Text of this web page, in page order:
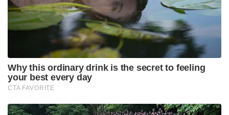
ഇക്കണോമിക്സിലും ലൈബ്രറി സയൻസിലും
ബിരുദാനന്തര ബിരുദങ്ങൾ നേടിയിട്ടുള്ള ആശ,
ക്രൈസ്റ്റ് കോളേജിലെ പഠനത്തിനിടെ കൂടുതൽ
നേട്ടങ്ങൾ കൊയ്തു. 2019ൽ കാലിക്കറ്റ്
യൂണിവേഴ്സിറ്റി കലാതിലകമായി. കൊവിഡ്
കാലത്തെ സർഗപരീക്ഷണങ്ങളാണ് വൈറൽ
ഫേസ്‌ബുക്ക് പേജുകളിൽ ലൈവ് ചെയ്തു. ഇതിൽ